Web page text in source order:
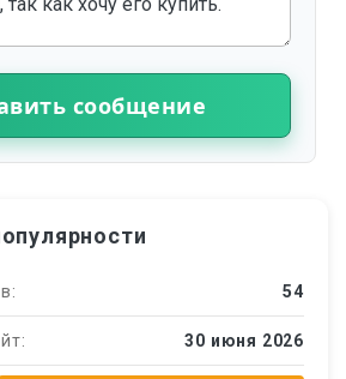
сообщение
54
30 июня 2026